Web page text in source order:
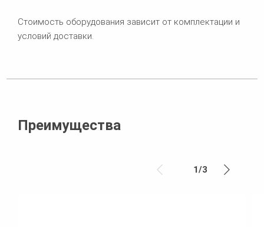
Стоимость оборудования зависит от комплектации и
условий доставки.
Преимущества
1/3